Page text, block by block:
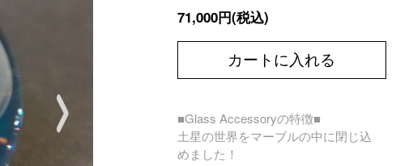
71,000円(税込)
カートに入れる
■Glass Accessoryの特徴■
土星の世界をマーブルの中に閉じ込
めました！